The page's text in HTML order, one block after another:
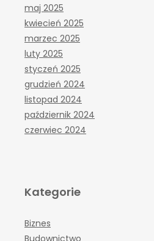
maj 2025
kwiecień 2025
marzec 2025
luty 2025
styczeń 2025
grudzień 2024
listopad 2024
październik 2024
czerwiec 2024
Kategorie
Biznes